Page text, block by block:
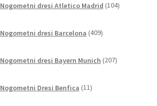
Nogometni dresi Atletico Madrid 104izdelki
Nogometni dresi Barcelona 409izdelkov
Nogometni dresi Bayern Munich 207izdelkov
Nogometni Dresi Benfica 11izdelkov